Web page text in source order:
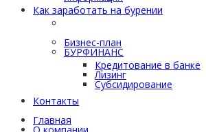
Как заработать на бурении
Бизнес-план
БУРФИНАНС
Кредитование в банке
Лизинг
Субсидирование
Контакты
Главная